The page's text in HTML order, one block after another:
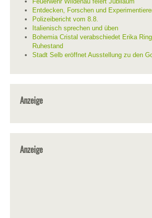
Entdecken, Forschen und
Polizeibericht vom 8.8.
Italienisch sprechen und üben
Bohemia Cristal verabschiedet Erika
Ruhestand
Stadt Selb eröffnet Ausstellung zu den
Anzeige
Anzeige